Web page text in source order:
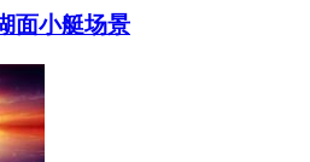
面小艇场景